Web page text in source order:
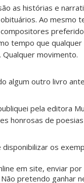
as histórias e
Ao mesmo
tempo que
movimento.
algum outro livro
pela editora
honrosas de
os
em site, enviar
pretendo ganhar